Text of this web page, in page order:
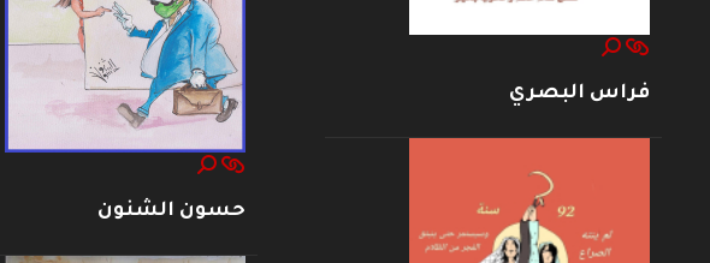
فراس البصري
حسون الشنون